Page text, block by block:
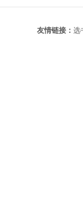
友情链接： 选